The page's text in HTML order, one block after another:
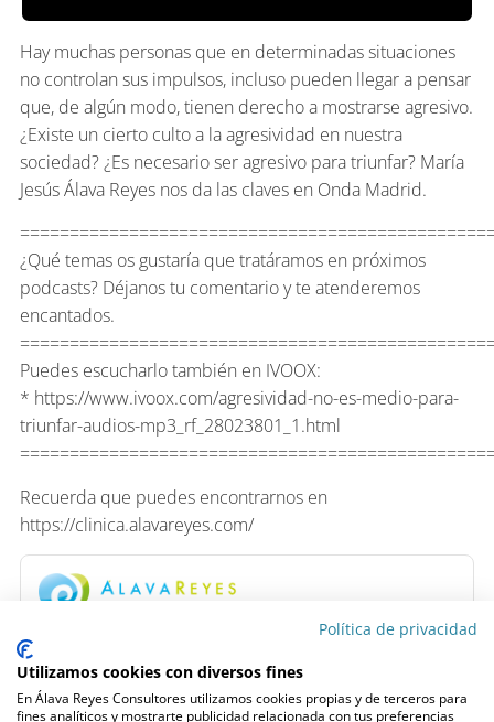
Hay muchas personas que en determinadas situaciones
no controlan sus impulsos, incluso pueden llegar a pensar
que, de algún modo, tienen derecho a mostrarse agresivo.
¿Existe un cierto culto a la agresividad en nuestra
sociedad? ¿Es necesario ser agresivo para triunfar? María
Jesús Álava Reyes nos da las claves en Onda Madrid.
¿Qué temas os gustaría que tratáramos en próximos
podcasts? Déjanos tu comentario y te atenderemos
encantados.
Puedes escucharlo también en IVOOX:
* https://www.ivoox.com/agresividad-no-es-medio-para-
triunfar-audios-mp3_rf_28023801_1.html
Recuerda que puedes encontrarnos en
https://clinica.alavareyes.com/
, somos uno de los Centros de
equipo multidisciplinar dePsicólogos
Logopedas y Neuropsicólogos, que nos permite
Política de privacidad
Utilizamos cookies con diversos fines
En Álava Reyes Consultores utilizamos cookies propias y de terceros para
fines analíticos y mostrarte publicidad relacionada con tus preferencias